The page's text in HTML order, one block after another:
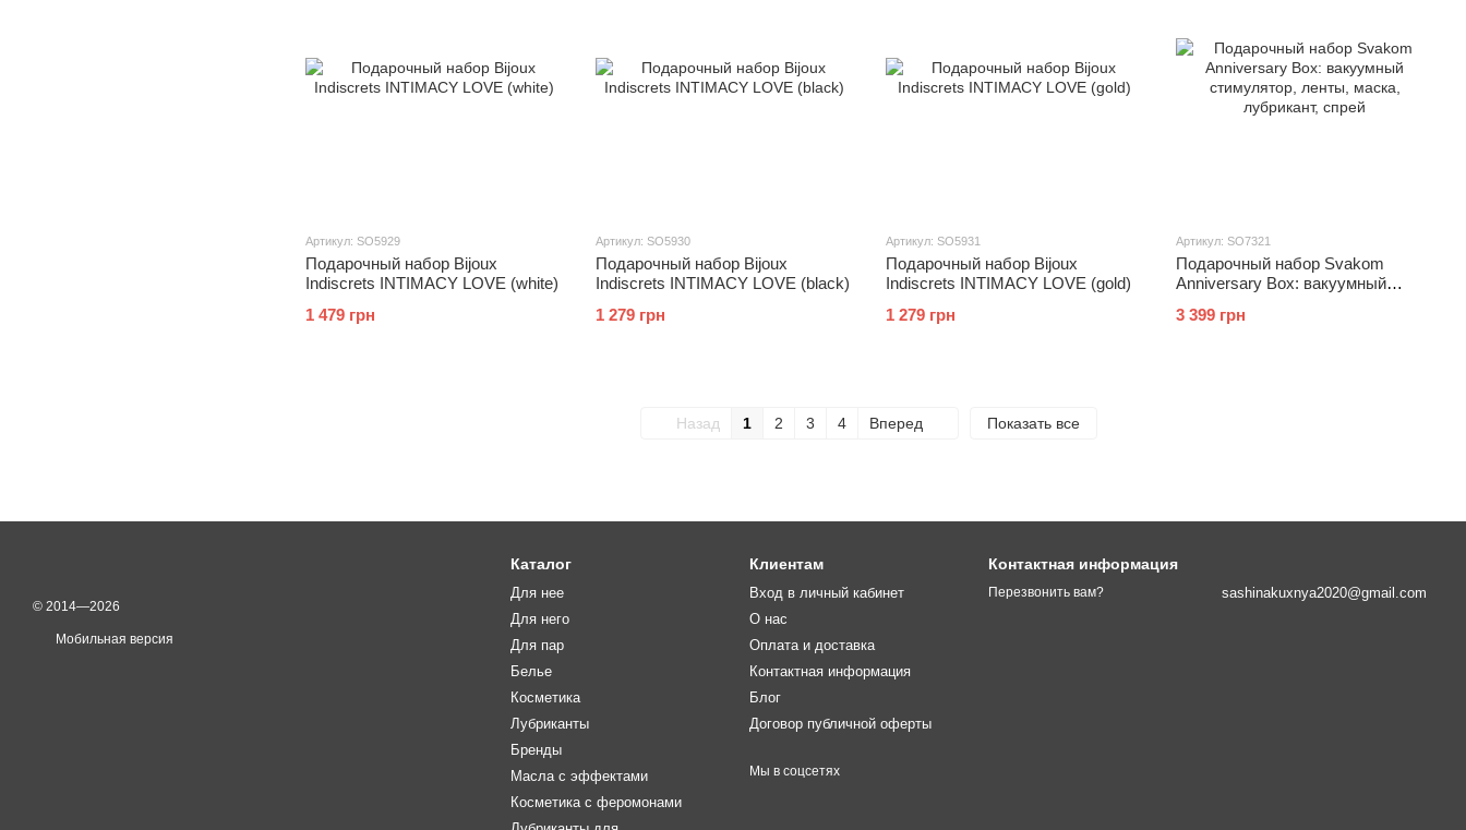
Артикул: SO5929
Подарочный набор Bijoux
Indiscrets INTIMACY LOVE (white)
1 479 грн
Артикул: SO5930
Подарочный набор Bijoux
Indiscrets INTIMACY LOVE (black)
1 279 грн
Артикул: SO5931
Подарочный набор Bijoux
Indiscrets INTIMACY LOVE (gold)
1 279 грн
Артикул: SO7321
Подарочный набор Svakom
Anniversary Box: вакуумный
лубрикант, спрей
3 399 грн
Назад 1 2 3 4 Вперед Показать все
© 2014—2026
Мобильная версия
Каталог
Для нее
Для него
Для пар
Белье
Косметика
Лубриканты
Бренды
Масла с эффектами
Косметика с феромонами
Клиентам
Вход в личный кабинет
О нас
Оплата и доставка
Контактная информация
Блог
Договор публичной оферты
Мы в соцсетях
Контактная информация
Перезвонить вам? sashinakuxnya2020@gmail.com